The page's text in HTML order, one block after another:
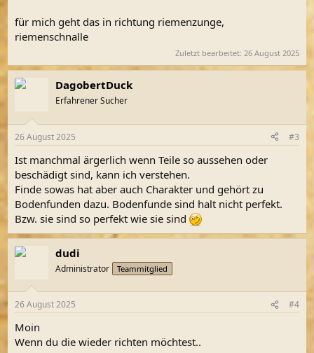
für mich geht das in richtung riemenzunge,
riemenschnalle
Zuletzt bearbeitet: 26 August 2025
DagobertDuck
Erfahrener Sucher
26 August 2025 #3
Ist manchmal ärgerlich wenn Teile so aussehen oder
beschädigt sind, kann ich verstehen.
Finde sowas hat aber auch Charakter und gehört zu
Bodenfunden dazu. Bodenfunde sind halt nicht perfekt.
Bzw. sie sind so perfekt wie sie sind
dudi
Administrator Teammitglied
26 August 2025 #4
Moin
Wenn du die wieder richten möchtest..